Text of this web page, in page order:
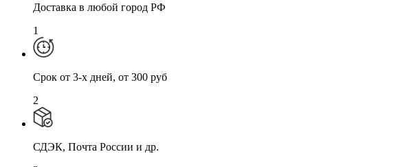
Доставка в любой город РФ
1
Cрок от 3-х дней, от 300 руб
2
СДЭК, Почта России и др.